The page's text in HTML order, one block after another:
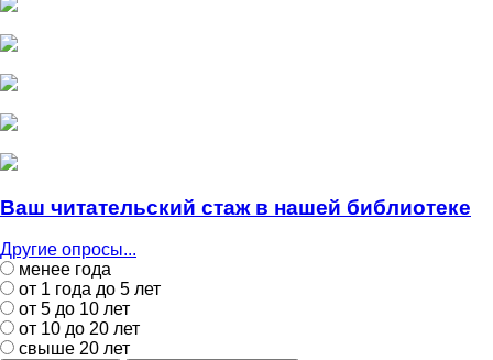
Ваш читательский стаж в нашей библиотеке
Другие опросы...
менее года
от 1 года до 5 лет
от 5 до 10 лет
от 10 до 20 лет
свыше 20 лет